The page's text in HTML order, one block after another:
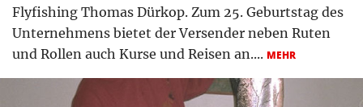
Flyfishing Thomas Dürkop. Zum 25. Geburtstag des
Unternehmens bietet der Versender neben Ruten
und Rollen auch Kurse und Reisen an.... MEHR